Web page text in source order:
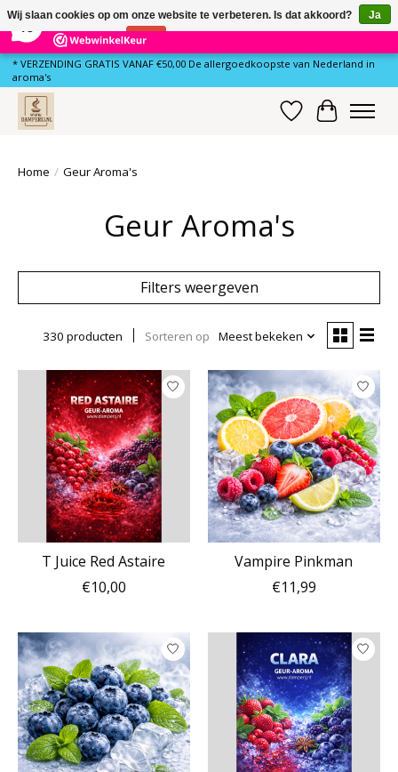
79 Reviews ×
* VERZENDING GRATIS VANAF €50,00 De allergoedkoopste van Nederland in
aroma's
Verlanglijst
Home / Geur Aroma's
Geur Aroma's
Filters weergeven
330 producten Sorteren op Meest bekeken
T Juice Red Astaire
€10,00
Vampire Pinkman
€11,99
Wij slaan cookies op om onze website te verbeteren. Is dat akkoord?
Ja
Nee